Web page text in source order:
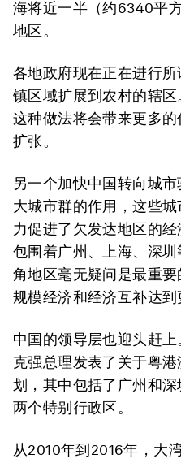
海将近一半（约6340平
地区。
各地政府现在正在进行
镇区域扩展到农村的辖
这种做法将会带来更多
扩张。
另一个加快中国转向城
大城市群的作用，这些
力促进了欠发达地区的
包围着广州、上海、深
角地区毫无疑问是最重
规模经济和经济互补达到
中国的领导层也迎头赶
克强总理发表了关于粤
划，其中包括了广州和
两个特别行政区。
从2010年到2016年，大